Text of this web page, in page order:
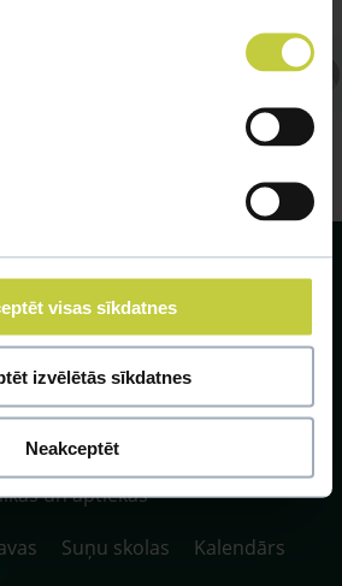
visas sīkdatnes
izvēlētās sīkdatnes
Neakceptēt
Latvija, LV-1058.
16:00
un aptiekas
Suņu skolas
Kalendārs